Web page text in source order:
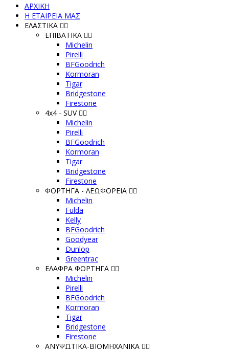
ΑΡΧΙΚΗ
Η ΕΤΑΙΡΕΙΑ ΜΑΣ
ΕΛΑΣΤΙΚΑ
ΕΠΙΒΑΤΙΚΑ
Michelin
Pirelli
BFGoodrich
Kormoran
Tigar
Bridgestone
Firestone
4x4 - SUV
Michelin
Pirelli
BFGoodrich
Kormoran
Tigar
Bridgestone
Firestone
ΦΟΡΤΗΓΑ - ΛΕΩΦΟΡΕΙΑ
Michelin
Fulda
Kelly
BFGoodrich
Goodyear
Dunlop
Greentrac
ΕΛΑΦΡΑ ΦΟΡΤΗΓΑ
Michelin
Pirelli
BFGoodrich
Kormoran
Tigar
Bridgestone
Firestone
ΑΝΥΨΩΤΙΚΑ-ΒΙΟΜΗΧΑΝΙΚΑ